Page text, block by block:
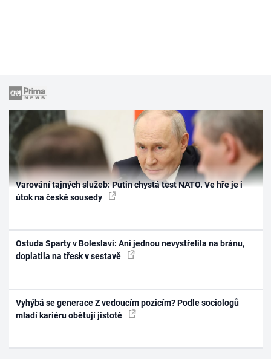
Varování tajných služeb: Putin chystá test NATO. Ve hře je i
útok na české sousedy
Ostuda Sparty v Boleslavi: Ani jednou nevystřelila na bránu,
doplatila na třesk v sestavě
Vyhýbá se generace Z vedoucím pozicím? Podle sociologů
mladí kariéru obětují jistotě